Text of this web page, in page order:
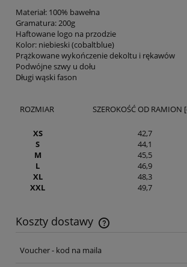
Materiał: 100% bawełna
Gramatura: 200g
Haftowane logo na przodzie
Kolor: niebieski (cobaltblue)
Prążkowane wykończenie dekoltu i rękawów
Podwójne szwy u dołu
Długi wąski fason
ROZMIAR SZEROKOŚĆ OD RAMION
XS
42,7
S
44,1
M
45,5
L
46,9
XL
48,3
XXL
49,7
Koszty dostawy
Cena nie zawiera ewentualnych kosztów
Voucher - kod na maila